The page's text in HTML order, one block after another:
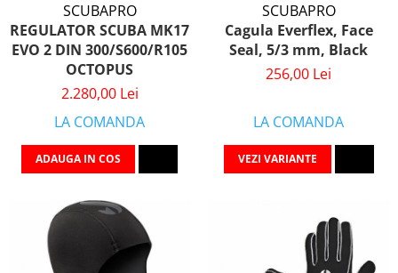
SCUBAPRO
REGULATOR SCUBA MK17
EVO 2 DIN 300/S600/R105
OCTOPUS
2.280,00 Lei
LA COMANDA
ADAUGA IN COS
SCUBAPRO
Cagula Everflex, Face
Seal, 5/3 mm, Black
256,00 Lei
LA COMANDA
VEZI VARIANTE